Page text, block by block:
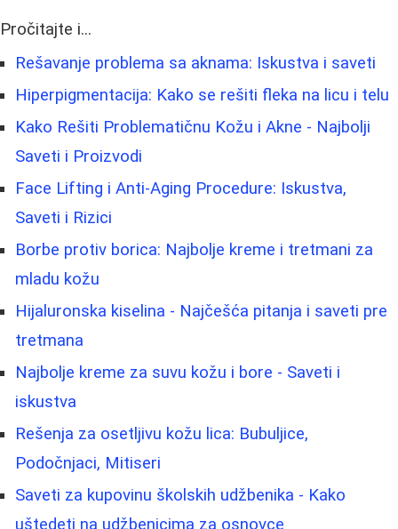
Pročitajte i...
Rešavanje problema sa aknama: Iskustva i saveti
Hiperpigmentacija: Kako se rešiti fleka na licu i telu
Kako Rešiti Problematičnu Kožu i Akne - Najbolji
Saveti i Proizvodi
Face Lifting i Anti-Aging Procedure: Iskustva,
Saveti i Rizici
Borbe protiv borica: Najbolje kreme i tretmani za
mladu kožu
Hijaluronska kiselina - Najčešća pitanja i saveti pre
tretmana
Najbolje kreme za suvu kožu i bore - Saveti i
iskustva
Rešenja za osetljivu kožu lica: Bubuljice,
Podočnjaci, Mitiseri
Saveti za kupovinu školskih udžbenika - Kako
uštedeti na udžbenicima za osnovce